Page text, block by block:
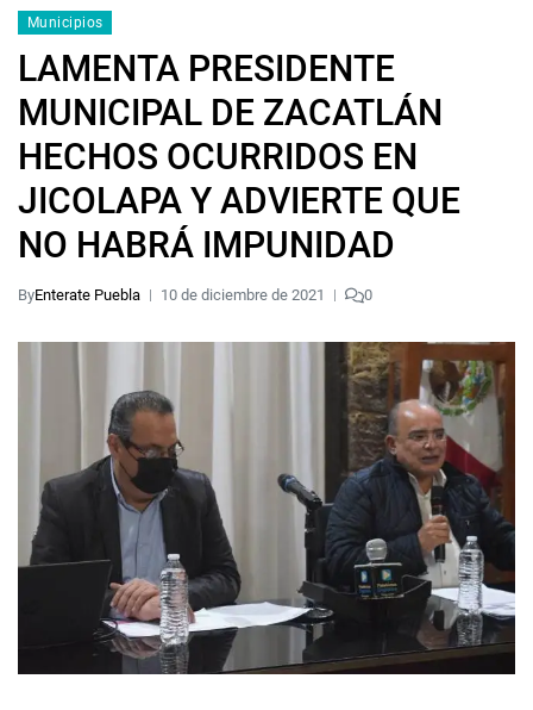
Municipios
LAMENTA PRESIDENTE
MUNICIPAL DE ZACATLÁN
HECHOS OCURRIDOS EN
JICOLAPA Y ADVIERTE QUE
NO HABRÁ IMPUNIDAD
ByEnterate Puebla 10 de diciembre de 2021 0